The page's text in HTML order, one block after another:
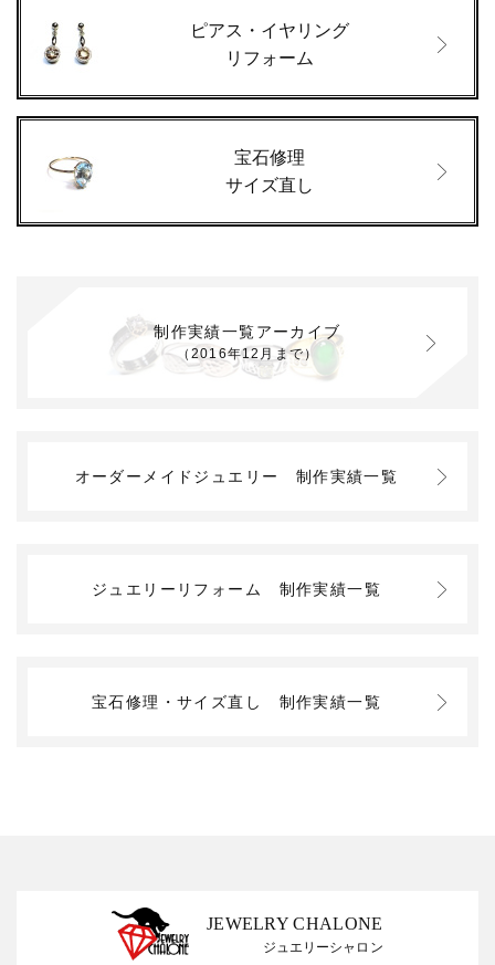
ピアス・イヤリング
リフォーム
宝石修理
サイズ直し
制作実績一覧アーカイブ
（2016年12月まで）
オーダーメイドジュエリー 制作実績一覧
ジュエリーリフォーム 制作実績一覧
宝石修理・サイズ直し 制作実績一覧
JEWELRY CHALONE
ジュエリーシャロン